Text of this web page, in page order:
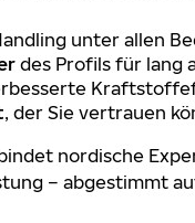
unter allen
des Profils für lang
, der Sie vertrauen
nordische
– abgestimmt